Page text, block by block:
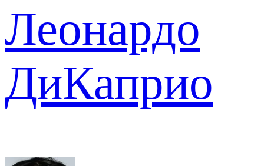
Леонардо
ДиКаприо